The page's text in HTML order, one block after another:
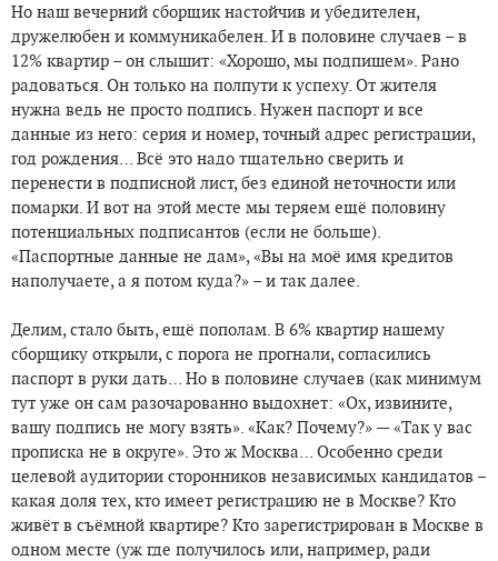
Но наш вечерний сборщик настойчив и убедителен,
дружелюбен и коммуникабелен. И в половине случаев – в
12% квартир – он слышит: «Хорошо, мы подпишем». Рано
радоваться. Он только на полпути к успеху. От жителя
нужна ведь не просто подпись. Нужен паспорт и все
данные из него: серия и номер, точный адрес регистрации,
год рождения… Всё это надо тщательно сверить и
перенести в подписной лист, без единой неточности или
помарки. И вот на этой месте мы теряем ещё половину
потенциальных подписантов (если не больше).
«Паспортные данные не дам», «Вы на моё имя кредитов
наполучаете, а я потом куда?» – и так далее.
Делим, стало быть, ещё пополам. В 6% квартир нашему
сборщику открыли, с порога не прогнали, согласились
паспорт в руки дать… Но в половине случаев (как минимум
тут уже он сам разочарованно выдохнет: «Ох, извините,
вашу подпись не могу взять». «Как? Почему?» — «Так у вас
прописка не в округе». Это ж Москва… Особенно среди
целевой аудитории сторонников независимых кандидатов –
какая доля тех, кто имеет регистрацию не в Москве? Кто
живёт в съёмной квартире? Кто зарегистрирован в Москве в
одном месте (уж где получилось или, например, ради